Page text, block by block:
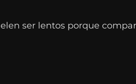
ser lentos porque